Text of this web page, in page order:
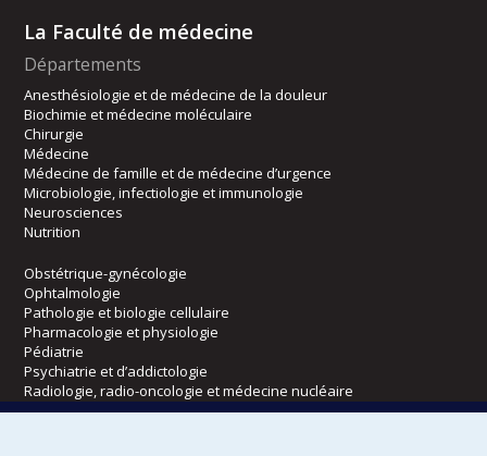
La Faculté de médecine
Départements
Anesthésiologie et de médecine de la douleur
Biochimie et médecine moléculaire
Chirurgie
Médecine
Médecine de famille et de médecine d’urgence
Microbiologie, infectiologie et immunologie
Neurosciences
Nutrition
Obstétrique-gynécologie
Ophtalmologie
Pathologie et biologie cellulaire
Pharmacologie et physiologie
Pédiatrie
Psychiatrie et d’addictologie
Radiologie, radio-oncologie et médecine nucléaire